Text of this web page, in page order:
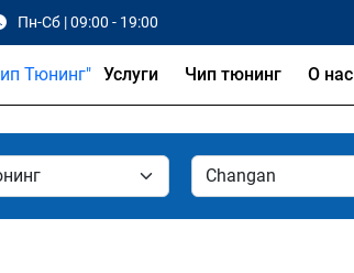
Пн-Сб | 09:00 - 19:00
Услуги Чип тюнинг О нас